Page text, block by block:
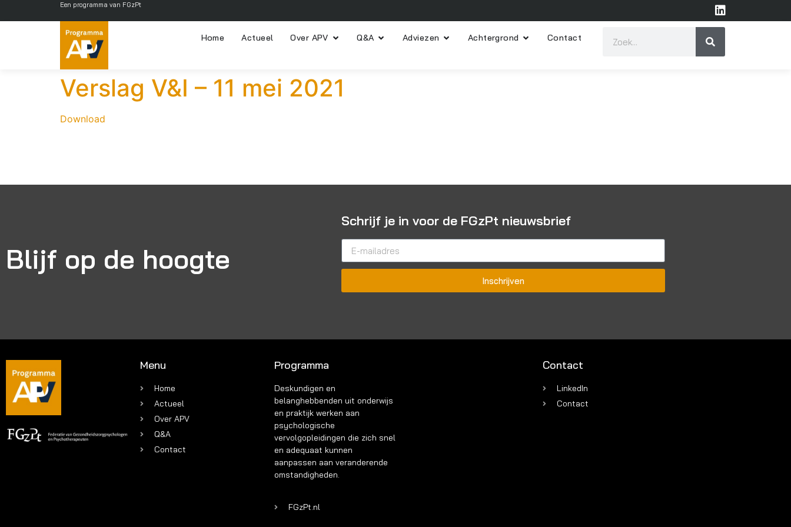
Een programma van FGzPt
Home Actueel Over APV Q&A Adviezen Achtergrond Contact
Verslag V&I – 11 mei 2021
Download
Blijf op de hoogte
Schrijf je in voor de FGzPt nieuwsbrief
Inschrijven
Menu
Home
Actueel
Over APV
Q&A
Contact
Programma
Deskundigen en
belanghebbenden uit onderwijs
en praktijk werken aan
psychologische
vervolgopleidingen die zich snel
en adequaat kunnen
aanpassen aan veranderende
omstandigheden.
FGzPt.nl
Contact
LinkedIn
Contact